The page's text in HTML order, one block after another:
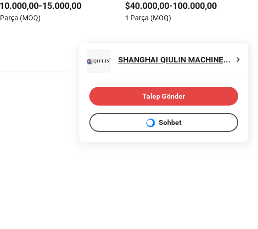
15.000,00
(MOQ)
$40.000,00-100.000,00
1 Parça (MOQ)
SHANGHAI QIULIN MACHINERY CO., LTD.
Talep Gönder
Sohbet